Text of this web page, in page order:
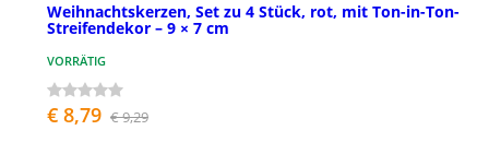
Weihnachtskerzen, Set zu 4 Stück, rot, mit Ton-in-Ton-
Streifendekor – 9 × 7 cm
VORRÄTIG
€ 8,79 € 9,29